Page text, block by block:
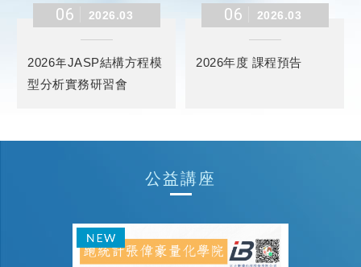
用_期刊論文寫作工作坊
06 2026.03
2026年JASP結構方程模
型分析實務研習會
06 2026.03
2026年度 課程預告
公益講座